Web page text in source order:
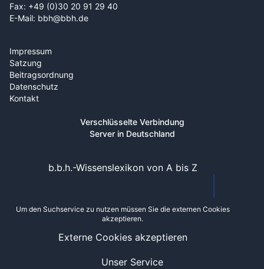
Fax: +49 (0)30 20 91 29 40
E-Mail: bbh@bbh.de
Impressum
Satzung
Beitragsordnung
Datenschutz
Kontakt
Verschlüsselte Verbindung
Server in Deutschland
Unser Service
b.b.h.-Wissenslexikon von A bis Z
Um den Suchservice zu nutzen müssen Sie die externen Cookies
akzeptieren.
Externe Cookies akzeptieren